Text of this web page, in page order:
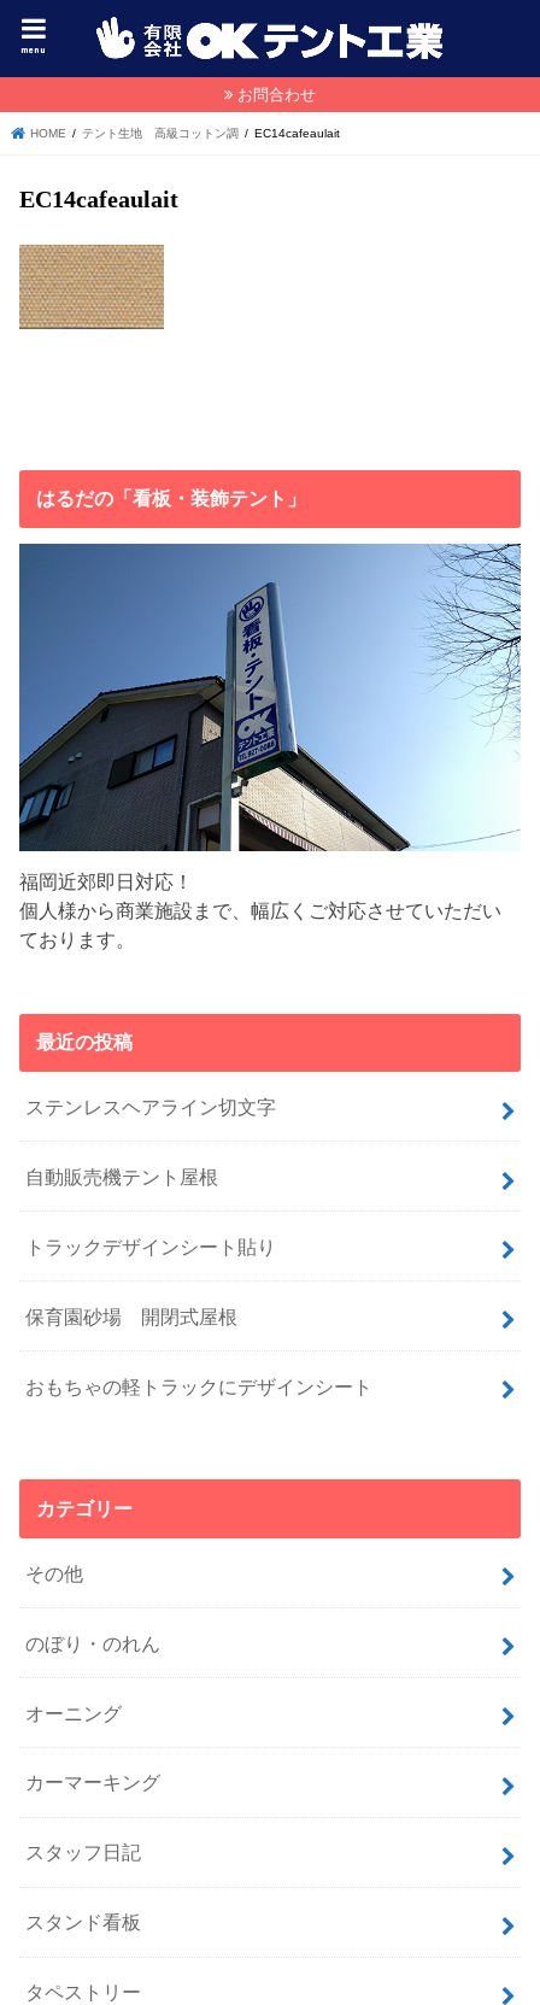
menu
お問合わせ
HOME テント生地 高級コットン調 EC14cafeaulait
EC14cafeaulait
はるだの「看板・装飾テント」
福岡近郊即日対応！
個人様から商業施設まで、幅広くご対応させていただい
ております。
最近の投稿
ステンレスヘアライン切文字
自動販売機テント屋根
トラックデザインシート貼り
保育園砂場 開閉式屋根
おもちゃの軽トラックにデザインシート
カテゴリー
その他
のぼり・のれん
オーニング
カーマーキング
スタッフ日記
スタンド看板
タペストリー